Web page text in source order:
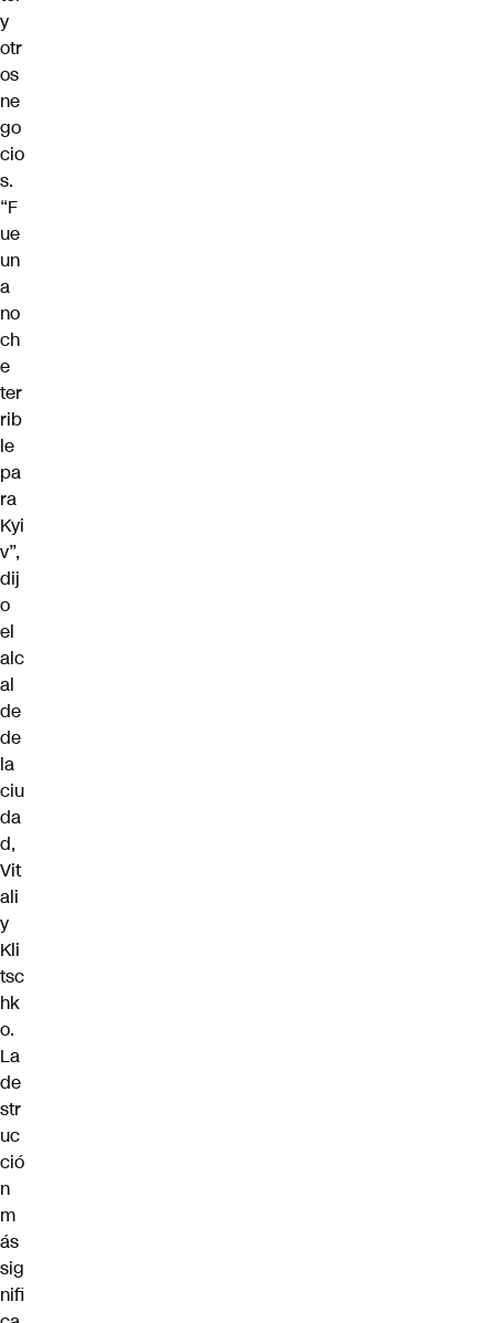
y
otr
os
ne
go
cio
s.
“F
ue
un
a
no
ch
e
ter
rib
le
pa
ra
Kyi
v”,
dij
o
el
alc
al
de
de
la
ciu
da
d,
Vit
ali
y
Kli
tsc
hk
o.
La
de
str
uc
ció
n
m
ás
sig
nifi